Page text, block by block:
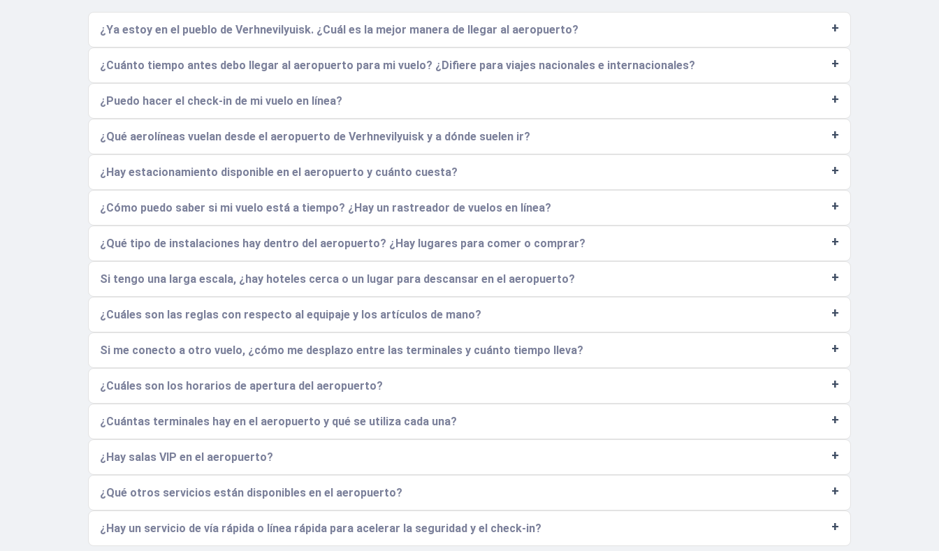
¿Ya estoy en el pueblo de Verhnevilyuisk. ¿Cuál es la mejor manera de llegar al aeropuerto?
¿Cuánto tiempo antes debo llegar al aeropuerto para mi vuelo? ¿Difiere para viajes nacionales e internacionales?
¿Puedo hacer el check-in de mi vuelo en línea?
¿Qué aerolíneas vuelan desde el aeropuerto de Verhnevilyuisk y a dónde suelen ir?
¿Hay estacionamiento disponible en el aeropuerto y cuánto cuesta?
¿Cómo puedo saber si mi vuelo está a tiempo? ¿Hay un rastreador de vuelos en línea?
¿Qué tipo de instalaciones hay dentro del aeropuerto? ¿Hay lugares para comer o comprar?
Si tengo una larga escala, ¿hay hoteles cerca o un lugar para descansar en el aeropuerto?
¿Cuáles son las reglas con respecto al equipaje y los artículos de mano?
Si me conecto a otro vuelo, ¿cómo me desplazo entre las terminales y cuánto tiempo lleva?
¿Cuáles son los horarios de apertura del aeropuerto?
¿Cuántas terminales hay en el aeropuerto y qué se utiliza cada una?
¿Hay salas VIP en el aeropuerto?
¿Qué otros servicios están disponibles en el aeropuerto?
¿Hay un servicio de vía rápida o línea rápida para acelerar la seguridad y el check-in?